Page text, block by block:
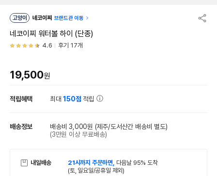
고양이 네코이찌 브랜드관 이동
네코이찌 워터볼 하이 (단종)
4.6 후기 17개
19,500원
적립혜택 최대150점 적립
배송정보 배송비 3,000원 (제주/도서산간 배송비 별도)
(3만원 이상 무료배송)
내일배송 21시까지 주문하면, 다음날 95% 도착
(토, 일요일/공휴일 제외)